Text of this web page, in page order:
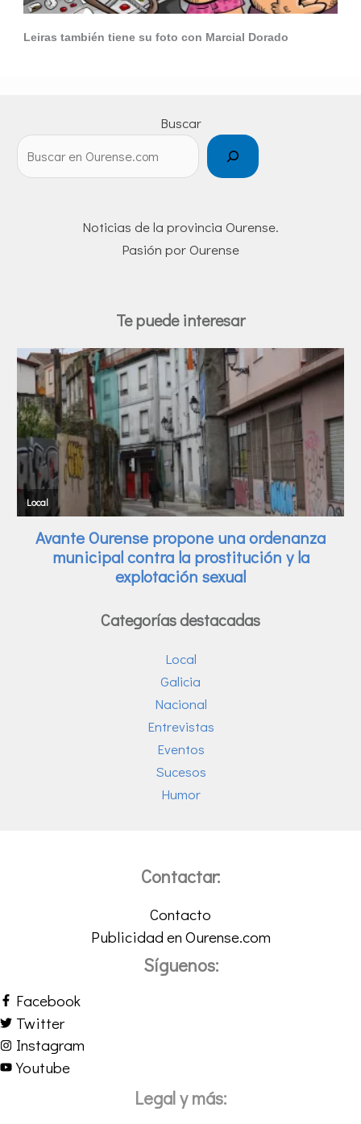
Leiras también tiene su foto con Marcial Dorado
Buscar
Noticias de la provincia Ourense.
Pasión por Ourense
Te puede interesar
Categorías destacadas
Local
Galicia
Nacional
Entrevistas
Eventos
Sucesos
Humor
Contactar:
Contacto
Publicidad en Ourense.com
Síguenos:
Facebook
Twitter
Instagram
Youtube
Legal y más: